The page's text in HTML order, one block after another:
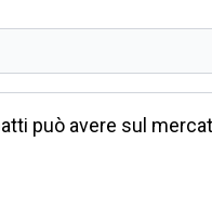
può avere sul